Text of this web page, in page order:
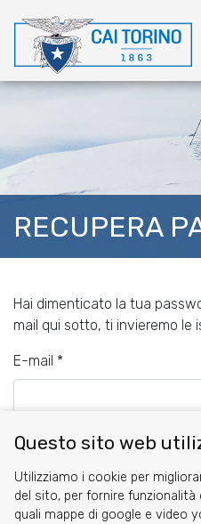
RECUPERA
Hai dimenticato la tua
mail qui sotto, ti invieremo le
E-mail
Questo sito web
Utilizziamo i cookie per
del sito, per fornire funzionalità
quali mappe di google e video